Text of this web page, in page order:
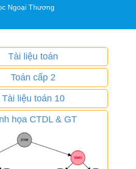
Ngoại Thương
Tài liệu toán
Toán cấp 2
Tài liệu toán 10
họa CTDL & GT